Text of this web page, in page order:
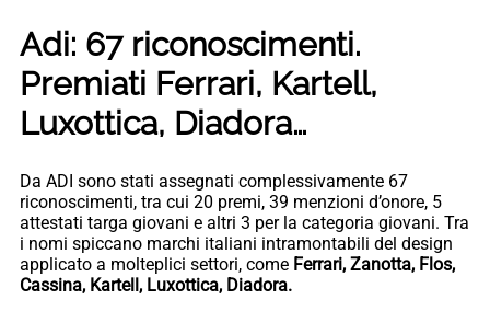
Adi: 67 riconoscimenti.
Premiati Ferrari, Kartell,
Luxottica, Diadora…
Da ADI sono stati assegnati complessivamente 67
riconoscimenti, tra cui 20 premi, 39 menzioni d’onore, 5
attestati targa giovani e altri 3 per la categoria giovani. Tra
i nomi spiccano marchi italiani intramontabili del design
applicato a molteplici settori, come Ferrari, Zanotta, Flos,
Cassina, Kartell, Luxottica, Diadora.